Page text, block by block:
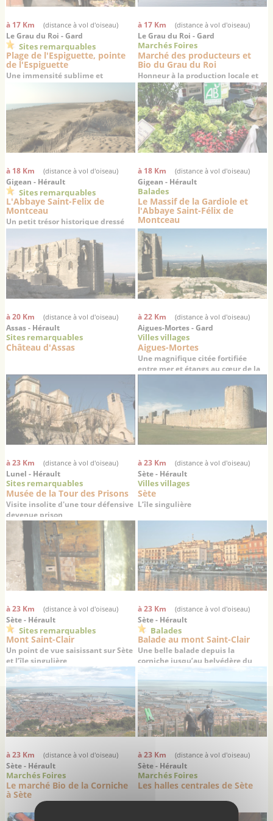
à 17 Km (distance à vol d'oiseau)
Le Grau du Roi - Gard
Sites remarquables
Plage de l'Espiguette, pointe
de l'Espiguette
Une immensité sublime et
désertique au sud de Port-
à 17 Km (distance à vol d'oiseau)
Le Grau du Roi - Gard
Marchés Foires
Marché des producteurs et
Bio du Grau du Roi
Honneur à la production locale et
aux produits biologiques
à 18 Km (distance à vol d'oiseau)
Gigean - Hérault
Sites remarquables
L'Abbaye Saint-Felix de
Montceau
Un petit trésor historique dressé
sur un promontoire offrant une
superbe vue sur la plaine de
Gigean
à 18 Km (distance à vol d'oiseau)
Gigean - Hérault
Balades
Le Massif de la Gardiole et
l'Abbaye Saint-Félix de
Montceau
à 20 Km (distance à vol d'oiseau)
Assas - Hérault
Sites remarquables
Château d'Assas
à 22 Km (distance à vol d'oiseau)
Aigues-Mortes - Gard
Villes villages
Aigues-Mortes
Une magnifique citée fortifiée
entre mer et étangs au cœur de la
à 23 Km (distance à vol d'oiseau)
Lunel - Hérault
Sites remarquables
Musée de la Tour des Prisons
Visite insolite d'une tour défensive
devenue prison
à 23 Km (distance à vol d'oiseau)
Sète - Hérault
Villes villages
Sète
L’île singulière
à 23 Km (distance à vol d'oiseau)
Sète - Hérault
Sites remarquables
Mont Saint-Clair
Un point de vue saisissant sur Sète
et l’île singulière
à 23 Km (distance à vol d'oiseau)
Sète - Hérault
Balades
Balade au mont Saint-Clair
Une belle balade depuis la
corniche jusqu’au belvédère du
à 23 Km (distance à vol d'oiseau)
Sète - Hérault
Marchés Foires
Le marché Bio de la Corniche
à Sète
à 23 Km (distance à vol d'oiseau)
Sète - Hérault
Marchés Foires
Les halles centrales de Sète